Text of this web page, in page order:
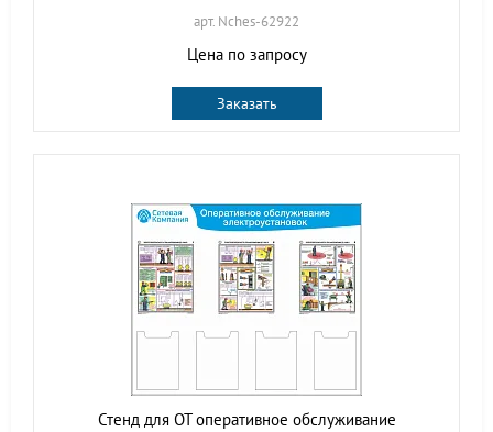
арт. Nches-62922
Цена по запросу
Заказать
Стенд для ОТ оперативное обслуживание